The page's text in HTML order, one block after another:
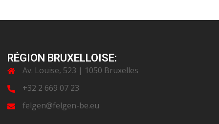
RÉGION BRUXELLOISE:
Av. Louise, 523 | 1050 Bruxelles
+32 2 669 07 23
felgen@felgen-be.eu